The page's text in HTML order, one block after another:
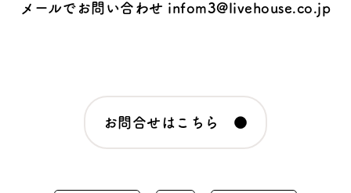
メールでお問い合わせ infom3@livehouse.co.jp
お問合せはこちら ●